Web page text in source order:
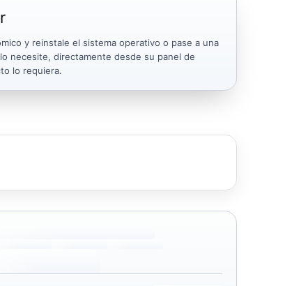
y reinstale el sistema operativo o pase a una
necesite, directamente desde su panel de
lo requiera.